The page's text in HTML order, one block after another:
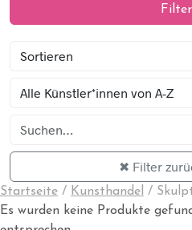
✖ Filter
Startseite / Kunsthandel /
Es wurden keine Produkte